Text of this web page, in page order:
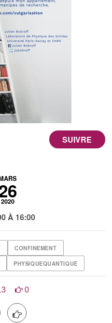
2020
À 16:00
CONFINEMENT
PHYSIQUEQUANTIQUE
0